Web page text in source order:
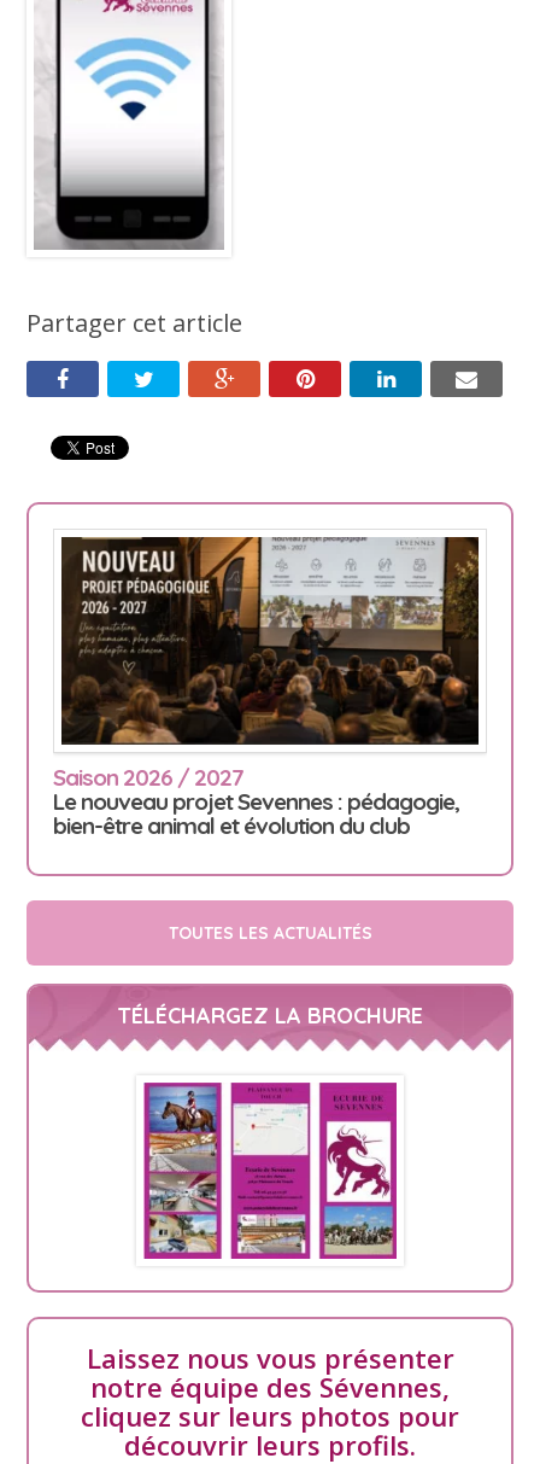
Partager cet article
Saison 2026 / 2027
Le nouveau projet Sevennes : pédagogie,
bien-être animal et évolution du club
TOUTES LES ACTUALITÉS
TÉLÉCHARGEZ LA BROCHURE
Laissez nous vous présenter
notre équipe des Sévennes,
cliquez sur leurs photos pour
découvrir leurs profils.